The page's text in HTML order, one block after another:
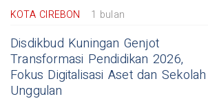
KOTA CIREBON 1 bulan
Disdikbud Kuningan Genjot
Transformasi Pendidikan 2026,
Fokus Digitalisasi Aset dan Sekolah
Unggulan